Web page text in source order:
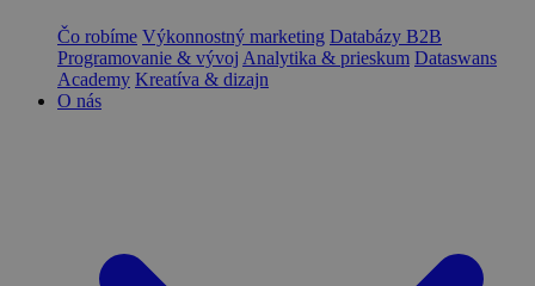
Čo robíme Výkonnostný marketing Databázy B2B
Programovanie & vývoj Analytika & prieskum Dataswans
Academy Kreatíva & dizajn
O nás